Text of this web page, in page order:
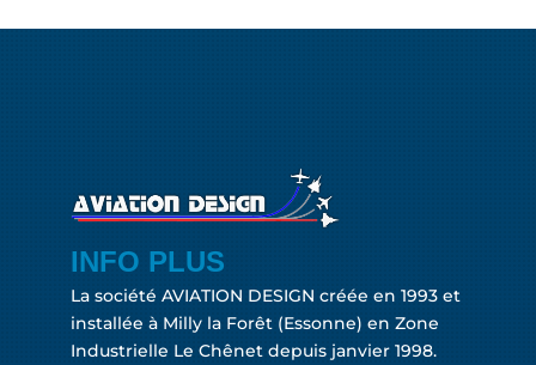
INFO PLUS
La société AVIATION DESIGN créée en 1993 et
installée à Milly la Forêt (Essonne) en Zone
Industrielle Le Chênet depuis janvier 1998.